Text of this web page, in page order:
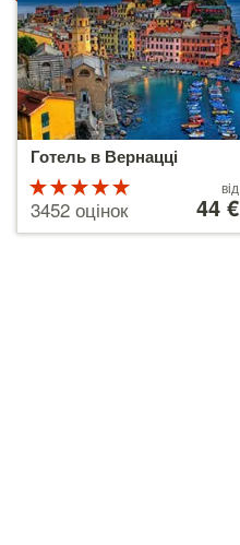
Готель в Вернацці
5 з 5
3452 оцінок
від
44 €